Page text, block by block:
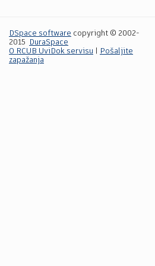
DSpace software copyright © 2002-
2015
DuraSpace
O RCUB UviDok servisu
Pošaljite
zapažanja